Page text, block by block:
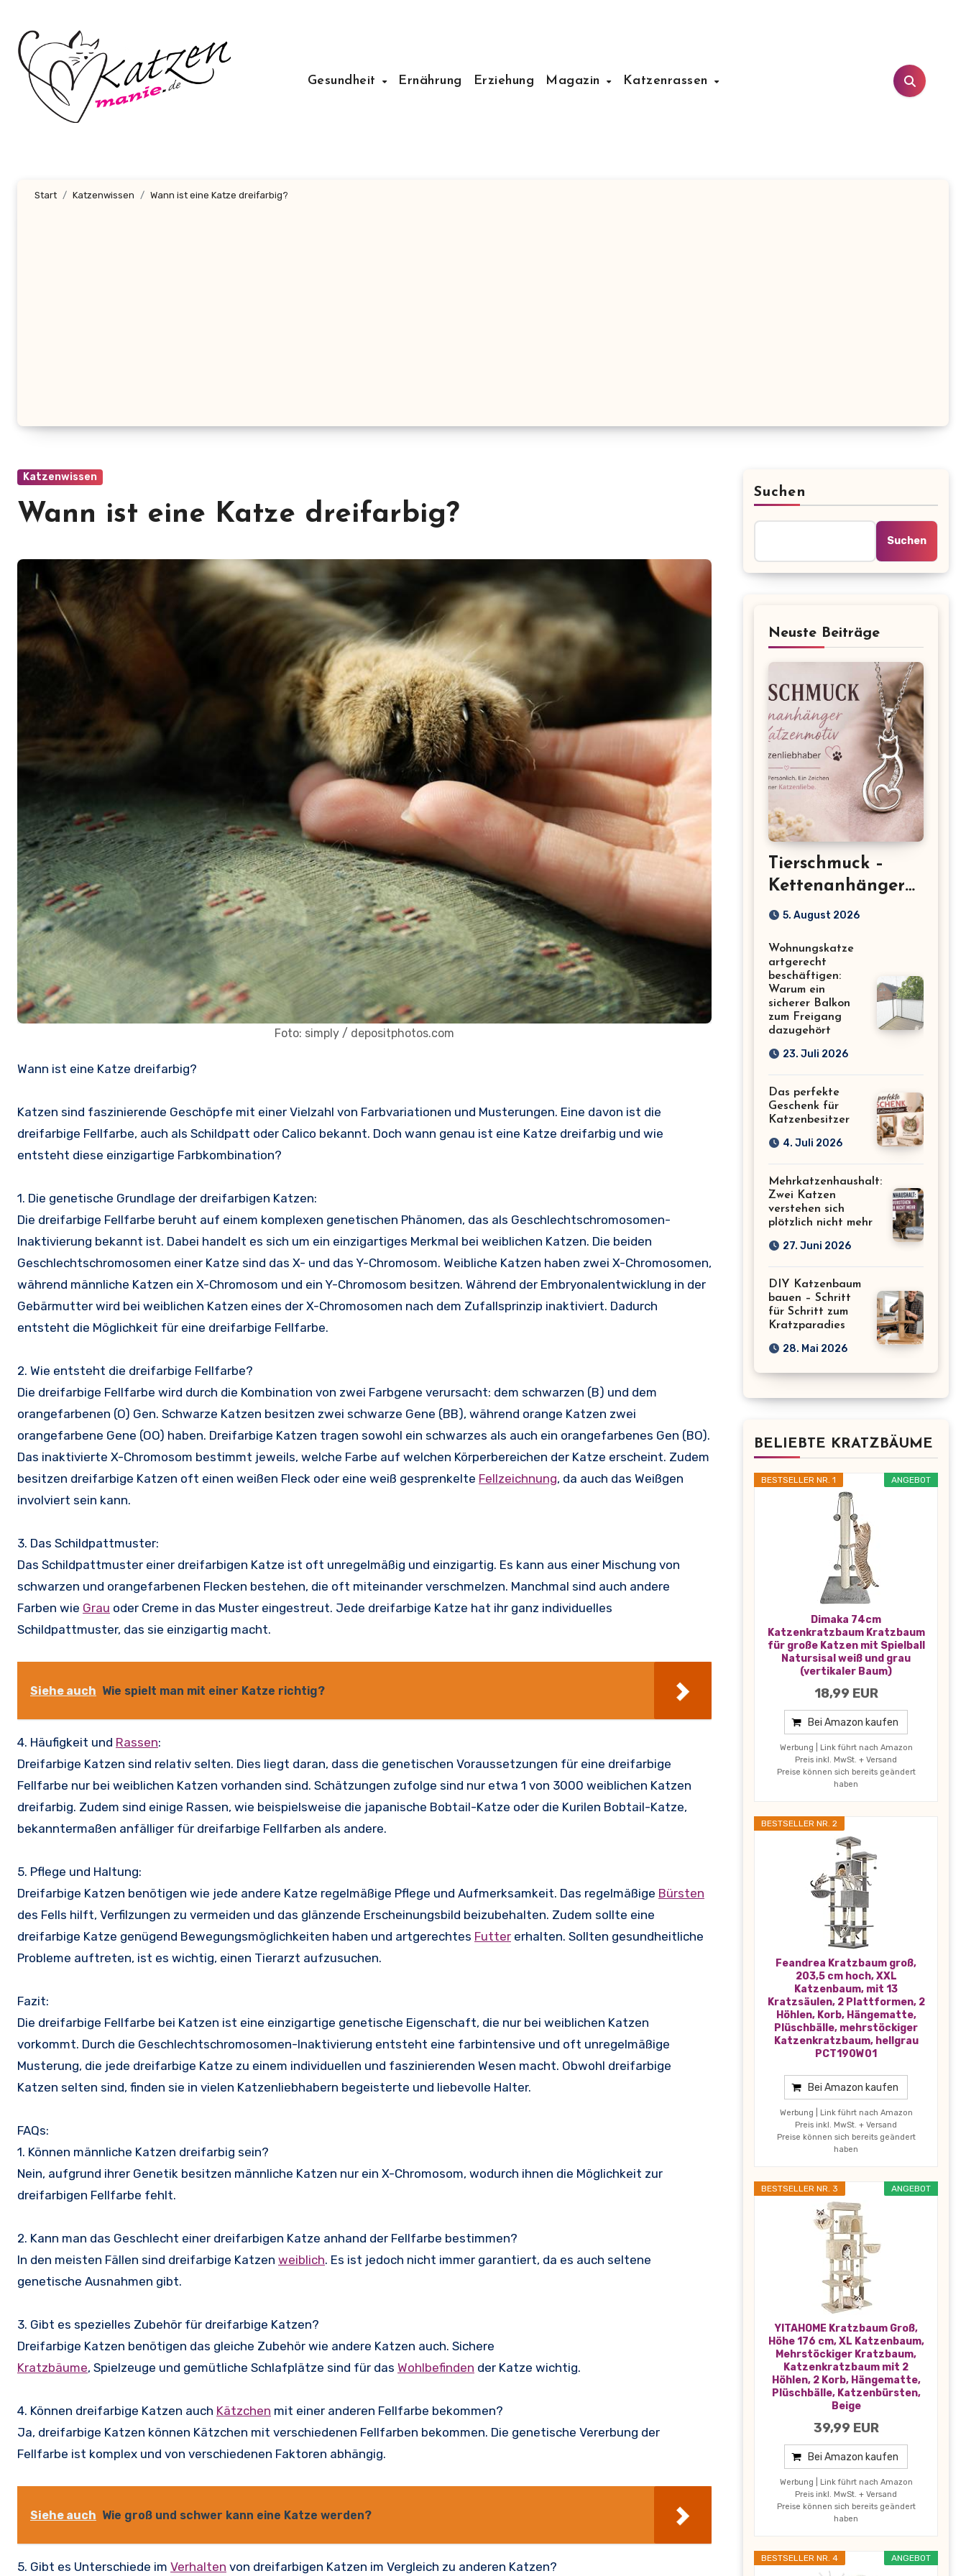
Inhalt
springen
Gesundheit Ernährung Erziehung Magazin Katzenrassen
Start Katzenwissen Wann ist eine Katze dreifarbig?
Katzenwissen
Wann ist eine Katze dreifarbig?
Foto: simply / depositphotos.com
Wann ist eine Katze dreifarbig?
Katzen sind faszinierende Geschöpfe mit einer Vielzahl von Farbvariationen und Musterungen. Eine davon ist die
dreifarbige Fellfarbe, auch als Schildpatt oder Calico bekannt. Doch wann genau ist eine Katze dreifarbig und wie
entsteht diese einzigartige Farbkombination?
1. Die genetische Grundlage der dreifarbigen Katzen:
Die dreifarbige Fellfarbe beruht auf einem komplexen genetischen Phänomen, das als Geschlechtschromosomen-
Inaktivierung bekannt ist. Dabei handelt es sich um ein einzigartiges Merkmal bei weiblichen Katzen. Die beiden
Geschlechtschromosomen einer Katze sind das X- und das Y-Chromosom. Weibliche Katzen haben zwei X-Chromosomen,
während männliche Katzen ein X-Chromosom und ein Y-Chromosom besitzen. Während der Embryonalentwicklung in der
Gebärmutter wird bei weiblichen Katzen eines der X-Chromosomen nach dem Zufallsprinzip inaktiviert. Dadurch
entsteht die Möglichkeit für eine dreifarbige Fellfarbe.
2. Wie entsteht die dreifarbige Fellfarbe?
Die dreifarbige Fellfarbe wird durch die Kombination von zwei Farbgene verursacht: dem schwarzen (B) und dem
orangefarbenen (O) Gen. Schwarze Katzen besitzen zwei schwarze Gene (BB), während orange Katzen zwei
orangefarbene Gene (OO) haben. Dreifarbige Katzen tragen sowohl ein schwarzes als auch ein orangefarbenes Gen (BO).
Das inaktivierte X-Chromosom bestimmt jeweils, welche Farbe auf welchen Körperbereichen der Katze erscheint. Zudem
besitzen dreifarbige Katzen oft einen weißen Fleck oder eine weiß gesprenkelte Fellzeichnung, da auch das Weißgen
involviert sein kann.
3. Das Schildpattmuster:
Das Schildpattmuster einer dreifarbigen Katze ist oft unregelmäßig und einzigartig. Es kann aus einer Mischung von
schwarzen und orangefarbenen Flecken bestehen, die oft miteinander verschmelzen. Manchmal sind auch andere
Farben wie Grau oder Creme in das Muster eingestreut. Jede dreifarbige Katze hat ihr ganz individuelles
Schildpattmuster, das sie einzigartig macht.
Siehe auch Wie spielt man mit einer Katze richtig?
4. Häufigkeit und Rassen:
Dreifarbige Katzen sind relativ selten. Dies liegt daran, dass die genetischen Voraussetzungen für eine dreifarbige
Fellfarbe nur bei weiblichen Katzen vorhanden sind. Schätzungen zufolge sind nur etwa 1 von 3000 weiblichen Katzen
dreifarbig. Zudem sind einige Rassen, wie beispielsweise die japanische Bobtail-Katze oder die Kurilen Bobtail-Katze,
bekanntermaßen anfälliger für dreifarbige Fellfarben als andere.
5. Pflege und Haltung:
Dreifarbige Katzen benötigen wie jede andere Katze regelmäßige Pflege und Aufmerksamkeit. Das regelmäßige Bürsten
des Fells hilft, Verfilzungen zu vermeiden und das glänzende Erscheinungsbild beizubehalten. Zudem sollte eine
dreifarbige Katze genügend Bewegungsmöglichkeiten haben und artgerechtes Futter erhalten. Sollten gesundheitliche
Probleme auftreten, ist es wichtig, einen Tierarzt aufzusuchen.
Fazit:
Die dreifarbige Fellfarbe bei Katzen ist eine einzigartige genetische Eigenschaft, die nur bei weiblichen Katzen
vorkommt. Durch die Geschlechtschromosomen-Inaktivierung entsteht eine farbintensive und oft unregelmäßige
Musterung, die jede dreifarbige Katze zu einem individuellen und faszinierenden Wesen macht. Obwohl dreifarbige
Katzen selten sind, finden sie in vielen Katzenliebhabern begeisterte und liebevolle Halter.
FAQs:
1. Können männliche Katzen dreifarbig sein?
Nein, aufgrund ihrer Genetik besitzen männliche Katzen nur ein X-Chromosom, wodurch ihnen die Möglichkeit zur
dreifarbigen Fellfarbe fehlt.
2. Kann man das Geschlecht einer dreifarbigen Katze anhand der Fellfarbe bestimmen?
In den meisten Fällen sind dreifarbige Katzen weiblich. Es ist jedoch nicht immer garantiert, da es auch seltene
genetische Ausnahmen gibt.
3. Gibt es spezielles Zubehör für dreifarbige Katzen?
Dreifarbige Katzen benötigen das gleiche Zubehör wie andere Katzen auch. Sichere
Kratzbäume, Spielzeuge und gemütliche Schlafplätze sind für das Wohlbefinden der Katze wichtig.
4. Können dreifarbige Katzen auch Kätzchen mit einer anderen Fellfarbe bekommen?
Ja, dreifarbige Katzen können Kätzchen mit verschiedenen Fellfarben bekommen. Die genetische Vererbung der
Fellfarbe ist komplex und von verschiedenen Faktoren abhängig.
Siehe auch Wie groß und schwer kann eine Katze werden?
5. Gibt es Unterschiede im Verhalten von dreifarbigen Katzen im Vergleich zu anderen Katzen?
Suchen
Suchen
Neuste Beiträge
Tierschmuck –
Kettenanhänger
mit Katzenmotiv
Katzenliebhaber
5. August 2026
Wohnungskatze
artgerecht
beschäftigen:
Warum ein
sicherer Balkon
zum Freigang
dazugehört
23. Juli 2026
Das perfekte
Geschenk für
Katzenbesitzer
4. Juli 2026
Mehrkatzenhaushalt:
Zwei Katzen
verstehen sich
plötzlich nicht mehr
27. Juni 2026
DIY Katzenbaum
bauen – Schritt
für Schritt zum
Kratzparadies
28. Mai 2026
BELIEBTE KRATZBÄUME
ANGEBOT
BESTSELLER NR. 1
Dimaka 74cm
Katzenkratzbaum Kratzbaum
für große Katzen mit Spielball
Natursisal weiß und grau
(vertikaler Baum)
18,99 EUR
Bei Amazon kaufen
Werbung | Link führt nach Amazon
Preis inkl. MwSt. + Versand
Preise können sich bereits geändert
haben
BESTSELLER NR. 2
Feandrea Kratzbaum groß,
203,5 cm hoch, XXL
Katzenbaum, mit 13
Kratzsäulen, 2 Plattformen, 2
Höhlen, Korb, Hängematte,
Plüschbälle, mehrstöckiger
Katzenkratzbaum, hellgrau
PCT190W01
Bei Amazon kaufen
Werbung | Link führt nach Amazon
Preis inkl. MwSt. + Versand
Preise können sich bereits geändert
haben
ANGEBOT
BESTSELLER NR. 3
YITAHOME Kratzbaum Groß,
Höhe 176 cm, XL Katzenbaum,
Mehrstöckiger Kratzbaum,
Katzenkratzbaum mit 2
Höhlen, 2 Korb, Hängematte,
Plüschbälle, Katzenbürsten,
Beige
39,99 EUR
Bei Amazon kaufen
Werbung | Link führt nach Amazon
Preis inkl. MwSt. + Versand
Preise können sich bereits geändert
haben
ANGEBOT
BESTSELLER NR. 4